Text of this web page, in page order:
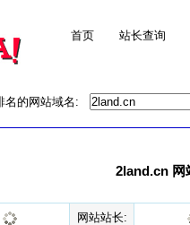
首页 站长查询
名的网站域名:
2land.cn 网
网站站长: